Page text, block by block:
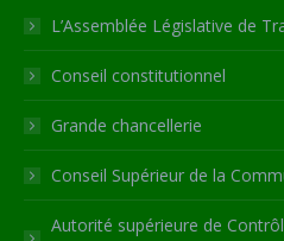
in
new
window
in
new
window
in
new
window
in
new
window
opens
in
new
L’Assemblée Législative de
Conseil constitutionnel
Grande chancellerie
Conseil Supérieur de la
Autorité supérieure de